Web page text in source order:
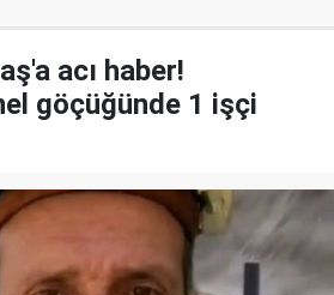
acı haber!
göçüğünde 1 işçi